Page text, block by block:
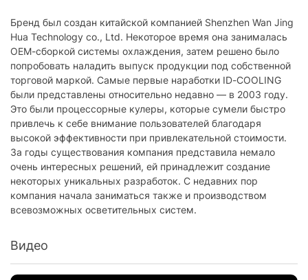
Цвет корпуса: белый
Цвет крыльчатки:
белый
Размеры:
120 х 120 х 25 мм
Вес:
170 г
25 мм
Характеристики и комплектация товара могут изменяться
производителем без уведомления.
Бренд был создан китайской компанией Shenzhen Wan Jing
Hua Technology co., Ltd. Некоторое время она занималась
OEM-сборкой системы охлаждения, затем решено было
попробовать наладить выпуск продукции под собственной
торговой маркой. Самые первые наработки ID-COOLING
были представлены относительно недавно — в 2003 году.
Это были процессорные кулеры, которые сумели быстро
привлечь к себе внимание пользователей благодаря
высокой эффективности при привлекательной стоимости.
За годы существования компания представила немало
очень интересных решений, ей принадлежит создание
некоторых уникальных разработок. С недавних пор
компания начала заниматься также и производством
всевозможных осветительных систем.
Видео